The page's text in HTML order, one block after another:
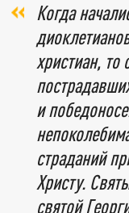
Когда
христиан,
и
страданий
Христу.
святой